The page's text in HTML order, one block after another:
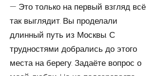
— Это только на первый взгляд всё
так выглядит. Вы проделали
длинный путь из Москвы. С
трудностями добрались до этого
места на берегу. Задаёте вопрос о